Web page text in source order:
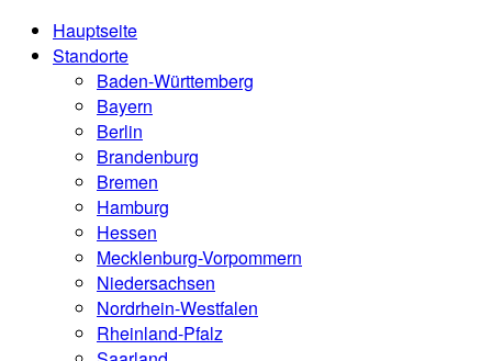
Hauptseite
Standorte
Baden-Württemberg
Bayern
Berlin
Brandenburg
Bremen
Hamburg
Hessen
Mecklenburg-Vorpommern
Niedersachsen
Nordrhein-Westfalen
Rheinland-Pfalz